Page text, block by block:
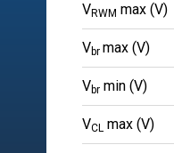
VRWM max (V)
Vbr max (V)
Vbr min (V)
VCL max (V)